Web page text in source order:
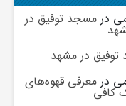
درمسجد توفیق در
در مشهد
درمعرفی قهوه‌های
کافی